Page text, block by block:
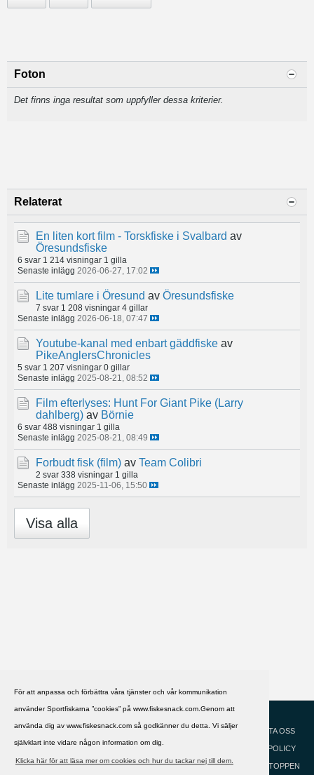
För att anpassa och förbättra våra tjänster och vår kommunikation
använder Sportfiskarna ”cookies” på www.fiskesnack.com.Genom att
använda dig av www.fiskesnack.com så godkänner du detta. Vi säljer
självklart inte vidare någon information om dig.
Klicka här för att läsa mer om cookies och hur du tackar nej till dem.
Foton
Det finns inga resultat som uppfyller dessa kriterier.
Relaterat
En liten kort film - Torskfiske i Svalbard av
Öresundsfiske
6 svar 1 214 visningar 1 gilla
Senaste inlägg 2026-06-27, 17:02
Lite tumlare i Öresund av Öresundsfiske
7 svar 1 208 visningar 4 gillar
Senaste inlägg 2026-06-18, 07:47
Youtube-kanal med enbart gäddfiske av
PikeAnglersChronicles
5 svar 1 207 visningar 0 gillar
Senaste inlägg 2025-08-21, 08:52
Film efterlyses: Hunt For Giant Pike (Larry
dahlberg) av Börnie
6 svar 488 visningar 1 gilla
Senaste inlägg 2025-08-21, 08:49
Forbudt fisk (film) av Team Colibri
2 svar 338 visningar 1 gilla
Senaste inlägg 2025-11-06, 15:50
Visa alla
HJÄLP
KONTAKTA OSS
COOKIEPOLICY
GÅ TILL TOPPEN